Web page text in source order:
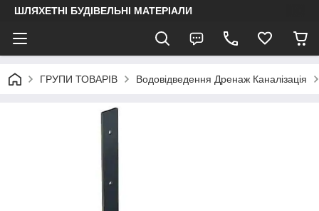
ШЛЯХЕТНІ БУДІВЕЛЬНІ МАТЕРІАЛИ
ГРУПИ ТОВАРІВ Водовідведення Дренаж Каналізація